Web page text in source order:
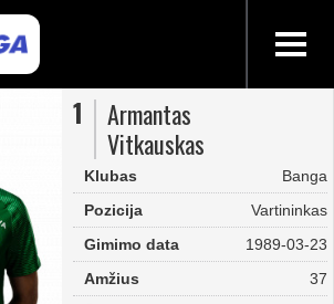
1
Armantas
Vitkauskas
Klubas
Banga
Pozicija
Vartininkas
Gimimo data
1989-03-23
Amžius
37